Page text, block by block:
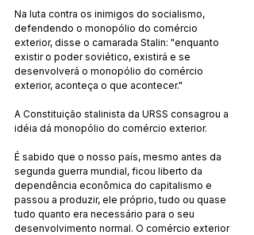
Na luta contra os inimigos do socialismo,
defendendo o monopólio do comércio
exterior, disse o camarada Stalin: "enquanto
existir o poder soviético, existirá e se
desenvolverá o monopólio do comércio
exterior, aconteça o que acontecer."
A Constituição stalinista da URSS consagrou a
idéia dá monopólio do comércio exterior.
É sabido que o nosso país, mesmo antes da
segunda guerra mundial, ficou liberto da
dependência econômica do capitalismo e
passou a produzir, ele próprio, tudo ou quase
tudo quanto era necessário para o seu
desenvolvimento normal. O comércio exterior